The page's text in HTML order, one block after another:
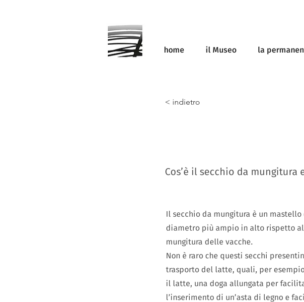
home il Museo la
< indietro
Cos’è il secchio da
Il secchio da mungitura è un
diametro più ampio in alto rispetto
mungitura delle vacche.
Non è raro che questi secchi
trasporto del latte, quali, per
il latte, una doga allungata per
l’inserimento di un’asta di legno e